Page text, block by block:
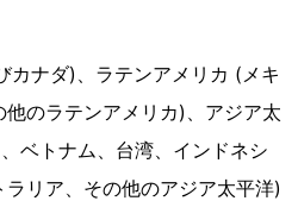
カナダ)、ラテンアメリカ (メキ
のラテンアメリカ)、アジア太
ベトナム、台湾、インドネシ
リア、その他のアジア太平洋)